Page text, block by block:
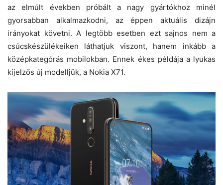
az elmúlt években próbált a nagy gyártókhoz minél
gyorsabban alkalmazkodni, az éppen aktuális dizájn
irányokat követni. A legtöbb esetben ezt sajnos nem a
csúcskészülékeiken láthatjuk viszont, hanem inkább a
középkategórás mobilokban. Ennek ékes példája a lyukas
kijelzős új modelljük, a Nokia X71.